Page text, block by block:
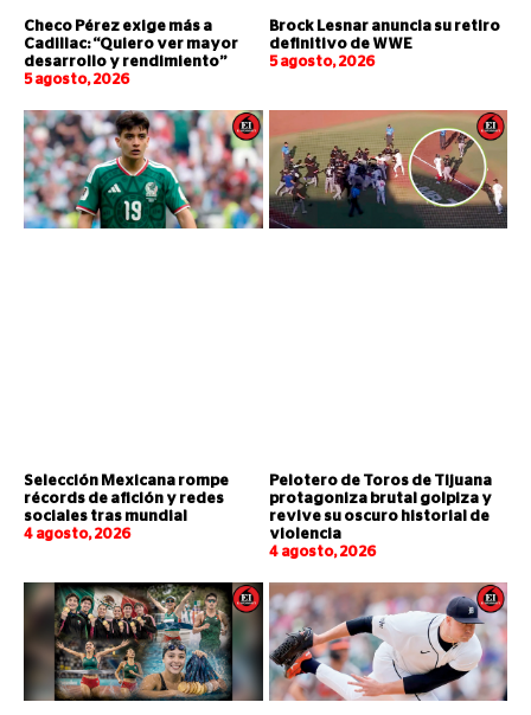
Checo Pérez exige más a
Cadillac: “Quiero ver mayor
desarrollo y rendimiento”
5 agosto, 2026
Brock Lesnar anuncia su retiro
definitivo de WWE
5 agosto, 2026
Selección Mexicana rompe
récords de afición y redes
sociales tras mundial
4 agosto, 2026
Pelotero de Toros de Tijuana
protagoniza brutal golpiza y
revive su oscuro historial de
violencia
4 agosto, 2026